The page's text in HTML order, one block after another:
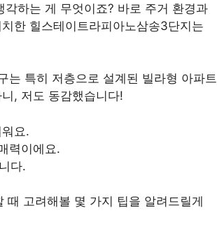
하는 게 무엇이죠? 바로 주거 환경과
한 힐스테이트라피아노삼송3단지는
는 특히 저층으로 설계된 빌라형 아파트
, 저도 동감했습니다!
요.
력이에요.
다.
고려해볼 몇 가지 팁을 알려드릴게